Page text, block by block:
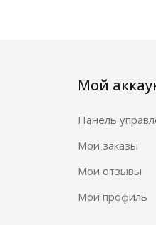
Мой
Панель
Мои заказы
Мои отзывы
Мой профиль